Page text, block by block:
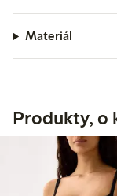
Materiál
Produkty, o